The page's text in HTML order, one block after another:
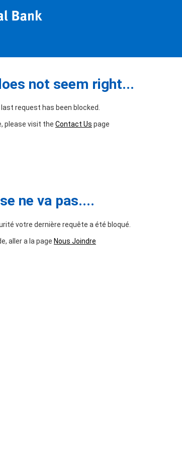
not seem right...
request has been blocked.
please visit the Contact Us page
ne va pas....
votre dernière requête a été bloqué.
aller a la page Nous Joindre